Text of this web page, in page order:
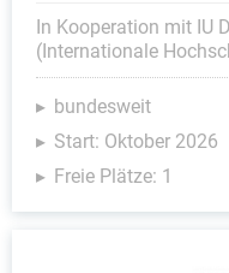
In Kooperation mit IU
(Internationale
bundesweit
Start: Oktober 2026
Freie Plätze: 1